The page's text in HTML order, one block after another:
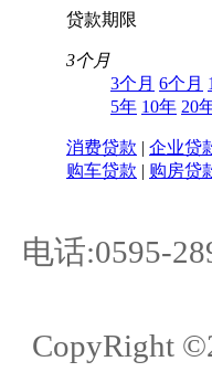
贷款期限
3个月
3个月 6个月
5年 10年 20
消费贷款 | 企业贷
购车贷款 | 购房贷
电话:0595-
CopyRight